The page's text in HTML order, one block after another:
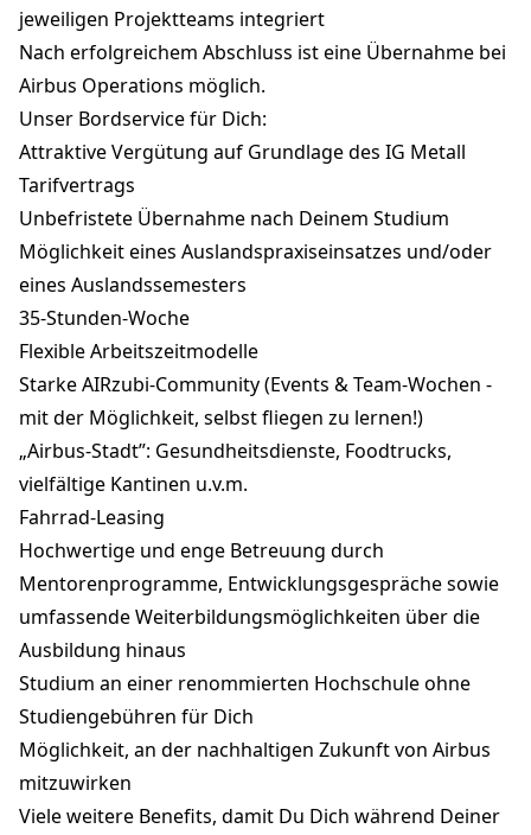
jeweiligen Projektteams integriert
Nach erfolgreichem Abschluss ist eine Übernahme bei
Airbus Operations möglich.
Unser Bordservice für Dich:
Attraktive Vergütung auf Grundlage des IG Metall
Tarifvertrags
Unbefristete Übernahme nach Deinem Studium
Möglichkeit eines Auslandspraxiseinsatzes und/oder
eines Auslandssemesters
35-Stunden-Woche
Flexible Arbeitszeitmodelle
Starke AIRzubi-Community (Events & Team-Wochen -
mit der Möglichkeit, selbst fliegen zu lernen!)
„Airbus-Stadt”: Gesundheitsdienste, Foodtrucks,
vielfältige Kantinen u.v.m.
Fahrrad-Leasing
Hochwertige und enge Betreuung durch
Mentorenprogramme, Entwicklungsgespräche sowie
umfassende Weiterbildungsmöglichkeiten über die
Ausbildung hinaus
Studium an einer renommierten Hochschule ohne
Studiengebühren für Dich
Möglichkeit, an der nachhaltigen Zukunft von Airbus
mitzuwirken
Viele weitere Benefits, damit Du Dich während Deiner